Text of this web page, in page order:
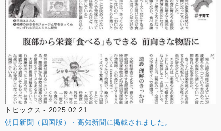
トピックス - 2025.02.21
朝日新聞（四国版）・高知新聞に掲載されました。